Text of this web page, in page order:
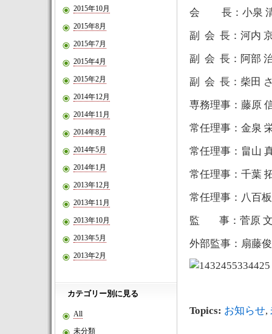
2015年10月
2015年8月
2015年7月
2015年4月
2015年2月
2014年12月
2014年11月
2014年8月
2014年5月
2014年1月
2013年12月
2013年11月
2013年10月
2013年5月
2013年2月
カテゴリー別に見る
All
未分類
会 長：小泉 清
副 会 長：河内
副 会 長：阿部
副 会 長：柴田
専務理事：藤原
常任理事：金泉
常任理事：畠山
常任理事：千葉
常任理事：八百
監 事：菅原
外部監事：扇藤
Topics: お知らせ,